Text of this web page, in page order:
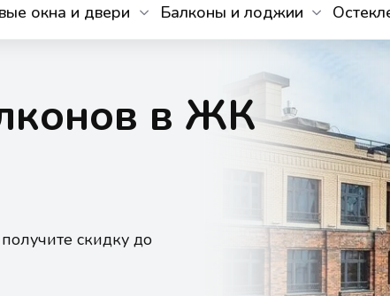
окна и двери Балконы и лоджии
в ЖК
скидку до